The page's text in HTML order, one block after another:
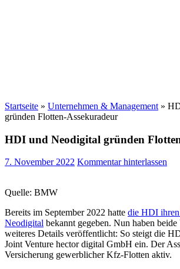
Startseite » Unternehmen & Management »
gründen Flotten-Assekuradeur
HDI und Neodigital gründen
7. November 2022 Kommentar hinterlassen
Quelle: BMW
Bereits im September 2022 hatte die HDI
Neodigital bekannt gegeben. Nun haben
weiteres Details veröffentlicht: So steigt die
Joint Venture hector digital GmbH ein. Der
Versicherung gewerblicher Kfz-Flotten aktiv.